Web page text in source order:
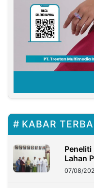
KABAR
Peneliti
Lahan
07/08/